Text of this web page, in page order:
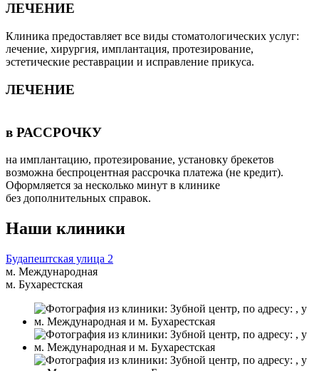
ЛЕЧЕНИЕ
Клиника предоставляет все виды стоматологических услуг:
лечение, хирургия, имплантация, протезирование,
эстетические реставрации и исправление прикуса.
ЛЕЧЕНИЕ
в РАССРОЧКУ
на имплантацию, протезирование, установку брекетов
возможна беспроцентная рассрочка платежа (не кредит).
Оформляется за несколько минут в клинике
без дополнительных справок.
Наши клиники
Будапештская улица 2
м. Международная
м. Бухарестская